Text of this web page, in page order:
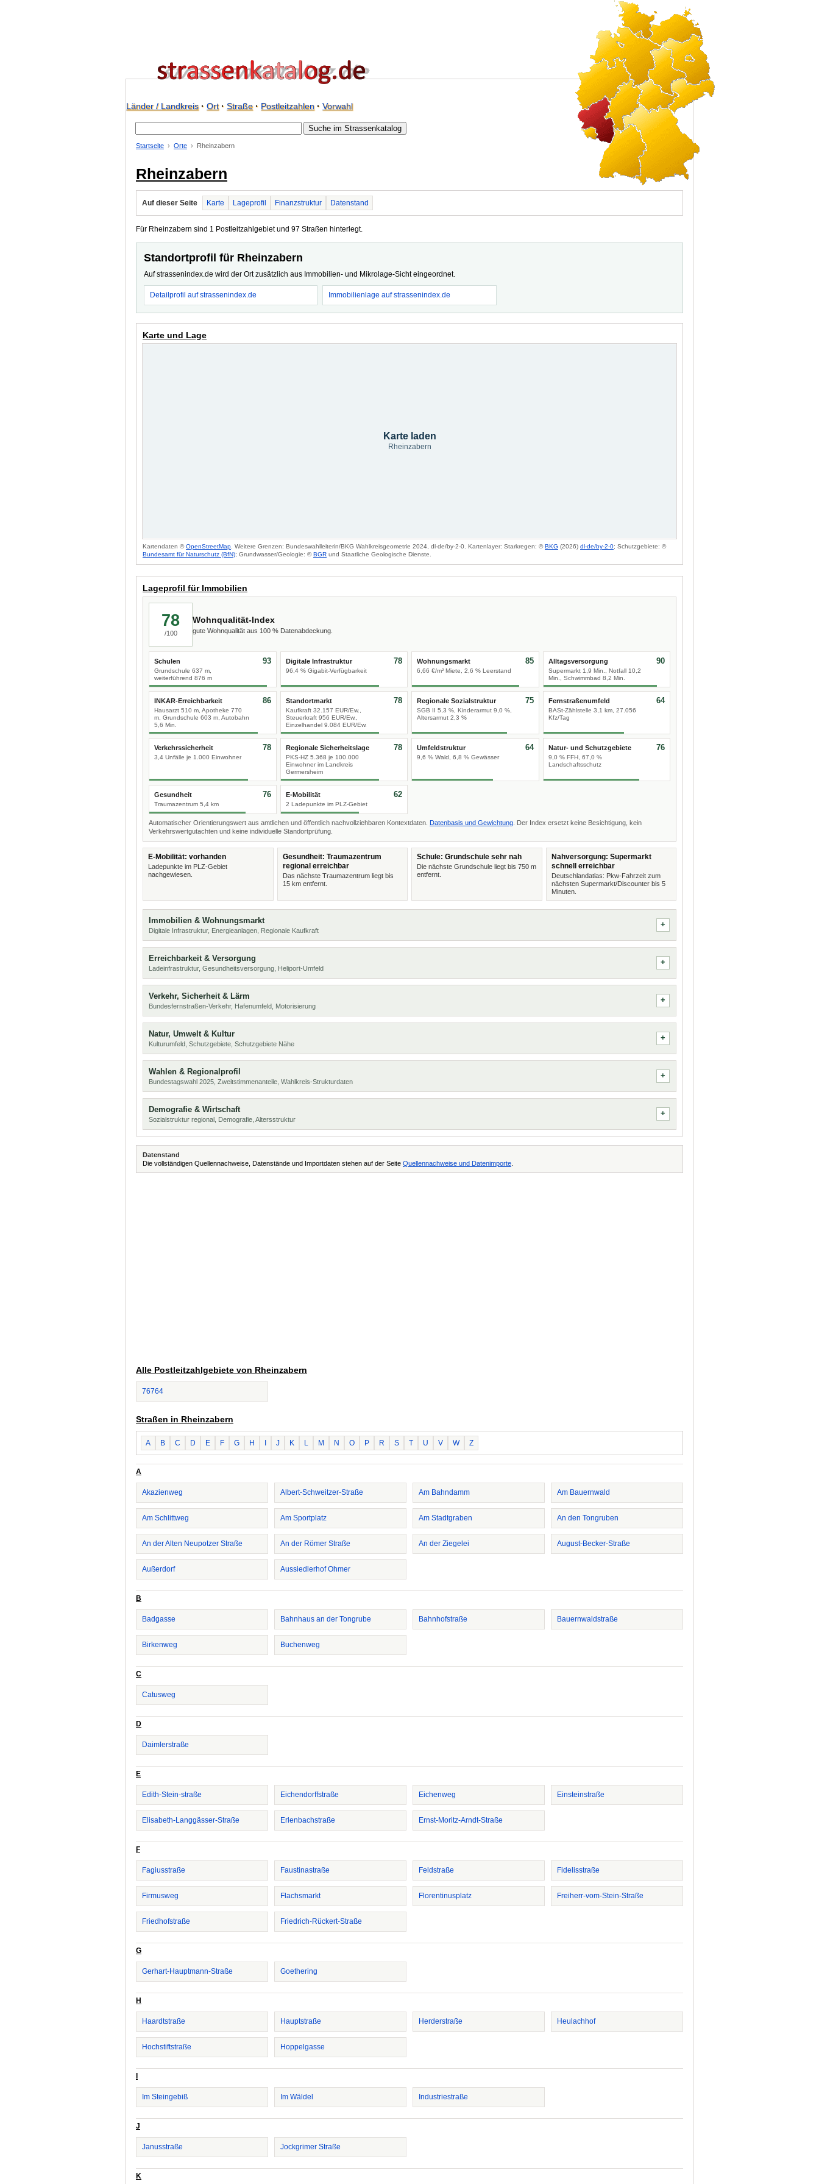
Länder / Landkreis· Ort· Straße· Postleitzahlen· Vorwahl
Startseite Orte Rheinzabern
Rheinzabern
Auf dieser Seite Karte Lageprofil Finanzstruktur Datenstand
Für Rheinzabern sind 1 Postleitzahlgebiet und 97 Straßen hinterlegt.
Standortprofil für Rheinzabern
Auf strassenindex.de wird der Ort zusätzlich aus Immobilien- und Mikrolage-Sicht eingeordnet.
Detailprofil auf strassenindex.de Immobilienlage auf strassenindex.de
Karte und Lage
Karte laden
Rheinzabern
Kartendaten ©OpenStreetMap . Weitere Grenzen: Bundeswahlleiterin/BKG Wahlkreisgeometrie 2024, dl-de/by-2-0. Kartenlayer: Starkregen: ©BKG (2026) dl-de/by-2-0; Schutzgebiete: ©
Bundesamt für Naturschutz (BfN); Grundwasser/Geologie: ©BGR und Staatliche Geologische Dienste.
Lageprofil für Immobilien
78
/100
Wohnqualität-Index
gute Wohnqualität aus 100 % Datenabdeckung.
Schulen
Grundschule 637 m,
weiterführend 876 m
93 Digitale Infrastruktur
96,4 % Gigabit-Verfügbarkeit
78 Wohnungsmarkt
6,66 €/m² Miete, 2,6 % Leerstand
85 Alltagsversorgung
Supermarkt 1,9 Min., Notfall 10,2
Min., Schwimmbad 8,2 Min.
90
INKAR-Erreichbarkeit
Hausarzt 510 m, Apotheke 770
m, Grundschule 603 m, Autobahn
5,6 Min.
86 Standortmarkt
Kaufkraft 32.157 EUR/Ew.,
Steuerkraft 956 EUR/Ew.,
Einzelhandel 9.084 EUR/Ew.
78 Regionale Sozialstruktur
SGB II 5,3 %, Kinderarmut 9,0 %,
Altersarmut 2,3 %
75 Fernstraßenumfeld
BASt-Zählstelle 3,1 km, 27.056
Kfz/Tag
64
Verkehrssicherheit
3,4 Unfälle je 1.000 Einwohner
78 Regionale Sicherheitslage
PKS-HZ 5.368 je 100.000
Einwohner im Landkreis
Germersheim
78 Umfeldstruktur
9,6 % Wald, 6,8 % Gewässer
64 Natur- und Schutzgebiete
9,0 % FFH, 67,0 %
Landschaftsschutz
76
Gesundheit
Traumazentrum 5,4 km
76 E-Mobilität
2 Ladepunkte im PLZ-Gebiet
62
Automatischer Orientierungswert aus amtlichen und öffentlich nachvollziehbaren Kontextdaten. Datenbasis und Gewichtung . Der Index ersetzt keine Besichtigung, kein
Verkehrswertgutachten und keine individuelle Standortprüfung.
E-Mobilität: vorhanden
Ladepunkte im PLZ-Gebiet
nachgewiesen.
Gesundheit: Traumazentrum
regional erreichbar
Das nächste Traumazentrum liegt bis
15 km entfernt.
Schule: Grundschule sehr nah
Die nächste Grundschule liegt bis 750 m
entfernt.
Nahversorgung: Supermarkt
schnell erreichbar
Deutschlandatlas: Pkw-Fahrzeit zum
nächsten Supermarkt/Discounter bis 5
Minuten.
Immobilien & Wohnungsmarkt
Digitale Infrastruktur, Energieanlagen, Regionale Kaufkraft
Erreichbarkeit & Versorgung
Ladeinfrastruktur, Gesundheitsversorgung, Heliport-Umfeld
Verkehr, Sicherheit & Lärm
Bundesfernstraßen-Verkehr, Hafenumfeld, Motorisierung
Natur, Umwelt & Kultur
Kulturumfeld, Schutzgebiete, Schutzgebiete Nähe
Wahlen & Regionalprofil
Bundestagswahl 2025, Zweitstimmenanteile, Wahlkreis-Strukturdaten
Demografie & Wirtschaft
Sozialstruktur regional, Demografie, Altersstruktur
Datenstand
Die vollständigen Quellennachweise, Datenstände und Importdaten stehen auf der Seite Quellennachweise und Datenimporte
Alle Postleitzahlgebiete von Rheinzabern
76764
Straßen in Rheinzabern
A B C D E F G H J K L M N O P R S T U V W Z
A
Akazienweg Albert-Schweitzer-Straße Am Bahndamm Am Bauernwald
Am Schlittweg Am Sportplatz Am Stadtgraben An den Tongruben
An der Alten Neupotzer Straße An der Römer Straße An der Ziegelei August-Becker-Straße
Außerdorf Aussiedlerhof Ohmer
B
Badgasse Bahnhaus an der Tongrube Bahnhofstraße Bauernwaldstraße
Birkenweg Buchenweg
C
Catusweg
D
Daimlerstraße
E
Edith-Stein-straße Eichendorffstraße Eichenweg Einsteinstraße
Elisabeth-Langgässer-Straße Erlenbachstraße Ernst-Moritz-Arndt-Straße
F
Fagiusstraße Faustinastraße Feldstraße Fidelisstraße
Firmusweg Flachsmarkt Florentinusplatz Freiherr-vom-Stein-Straße
Friedhofstraße Friedrich-Rückert-Straße
G
Gerhart-Hauptmann-Straße Goethering
H
Haardtstraße Hauptstraße Herderstraße Heulachhof
Hochstiftstraße Hoppelgasse
Im Steingebiß Im Wäldel Industriestraße
J
Janusstraße Jockgrimer Straße
K